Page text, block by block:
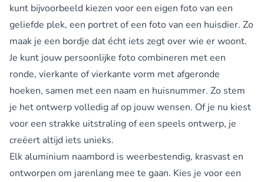
kunt bijvoorbeeld kiezen voor een eigen foto van een
geliefde plek, een portret of een foto van een huisdier. Zo
maak je een bordje dat écht iets zegt over wie er woont.
Je kunt jouw persoonlijke foto combineren met een
ronde, vierkante of vierkante vorm met afgeronde
hoeken, samen met een naam en huisnummer. Zo stem
je het ontwerp volledig af op jouw wensen. Of je nu kiest
voor een strakke uitstraling of een speels ontwerp, je
creëert altijd iets unieks.
Elk aluminium naambord is weerbestendig, krasvast en
ontworpen om jarenlang mee te gaan. Kies je voor een